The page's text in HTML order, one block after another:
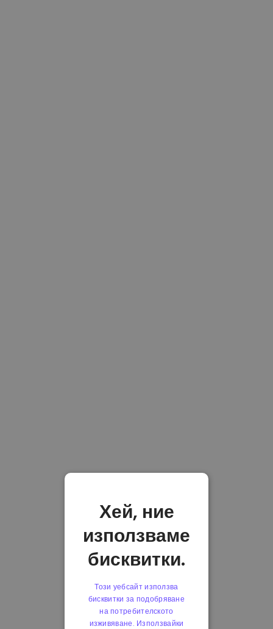
Хей, ние
използваме
бисквитки.
Този уебсайт използва
бисквитки за подобряване
на потребителското
изживяване. Използвайки